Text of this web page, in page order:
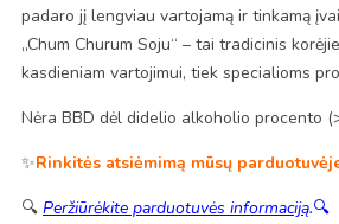
padaro jį lengviau vartojamą ir tinkamą
„Chum Churum Soju“ – tai tradicinis
kasdieniam vartojimui, tiek specialioms
Nėra BBD dėl didelio alkoholio procento
✨Rinkitės atsiėmimą mūsų
🔍 Peržiūrėkite parduotuvės informaciją.🔍